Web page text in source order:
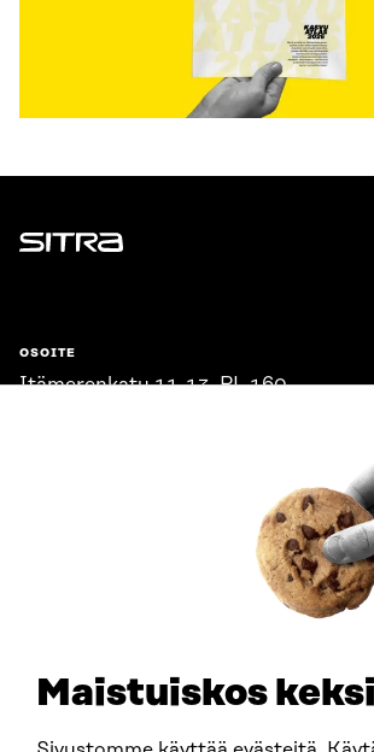
Maistuiskos
Sitra
OSOITE
Itämerenkatu 11-13, PL 160,